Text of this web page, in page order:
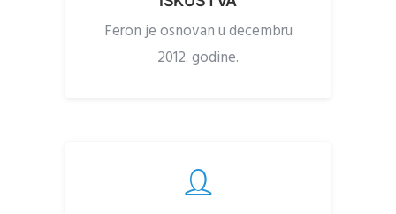
Feron je osnovan u decembru
2012. godine.